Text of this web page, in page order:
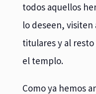
todos aquellos
lo deseen, visiten
titulares y al
el templo.
Como ya hemos